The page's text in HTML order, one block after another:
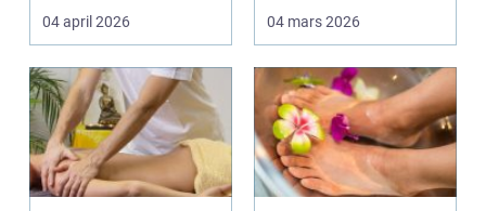
skav, veck eller tryck
04 april 2026
ett stort st...
04 mars 2026